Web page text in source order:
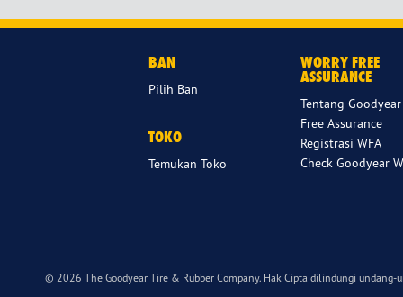
BAN
Pilih Ban
TOKO
Temukan Toko
WORRY FREE
ASSURANCE
Tentang
Free Assurance
Registrasi WFA
Check Goodyear
© 2026 The Goodyear Tire & Rubber Company. Hak Cipta dilindungi undang-